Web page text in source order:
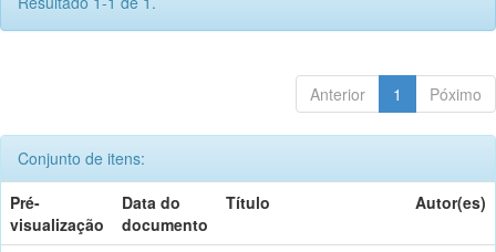
Anterior 1 Póximo
Conjunto de itens:
Pré-
visualização
Data do
documento
Título Autor(es)